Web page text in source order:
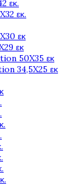
εκ.
εκ.
εκ
εκ
50X35 εκ
34,5X25 εκ